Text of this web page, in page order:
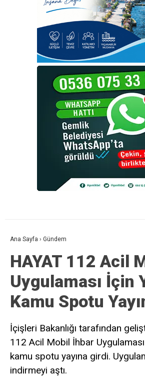
Ana Sayfa › Gündem
HAYAT 112 Acil
Uygulaması İçin
Kamu Spotu
İçişleri Bakanlığı tarafından
112 Acil Mobil İhbar
kamu spotu yayına girdi.
indirmeyi aştı.